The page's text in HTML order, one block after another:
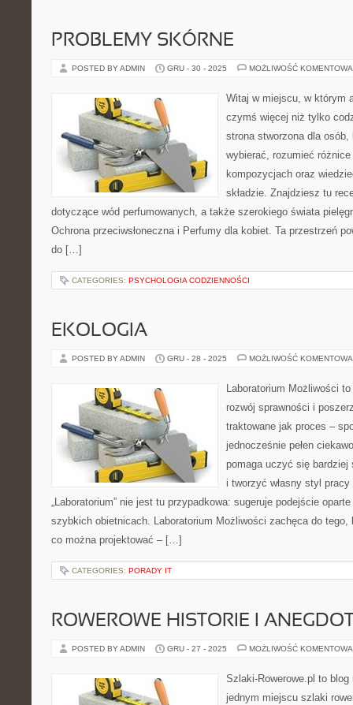
PROBLEMY SKÓRNE
POSTED BY ADMIN GRU - 30 - 2025 MOŻLIWOŚĆ
Witaj w miejscu, w którym
czymś więcej niż tylko
strona stworzona dla
wybierać, rozumieć
kompozycjach oraz
składzie. Znajdziesz tu
dotyczące wód perfumowanych, a także szerokiego świata
Ochrona przeciwsłoneczna i Perfumy dla kobiet. Ta przestrzeń
do […]
CATEGORIES: PSYCHOLOGIA CODZIENNOŚCI
EKOLOGIA
POSTED BY ADMIN GRU - 28 - 2025 MOŻLIWOŚĆ
Laboratorium Możliwości
rozwój sprawności i
traktowane jak proces –
jednocześnie pełen
pomaga uczyć się bardziej
i tworzyć własny styl
„Laboratorium” nie jest tu przypadkowa: sugeruje podejście
szybkich obietnicach. Laboratorium Możliwości zachęca do
co można projektować – […]
CATEGORIES: PORADY IT
ROWEROWE HISTORIE I
POSTED BY ADMIN GRU - 27 - 2025 MOŻLIWOŚĆ
Szlaki-Rowerowe.pl to blog
jednym miejscu szlaki